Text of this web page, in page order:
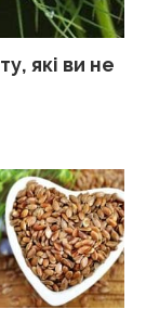
які ви не